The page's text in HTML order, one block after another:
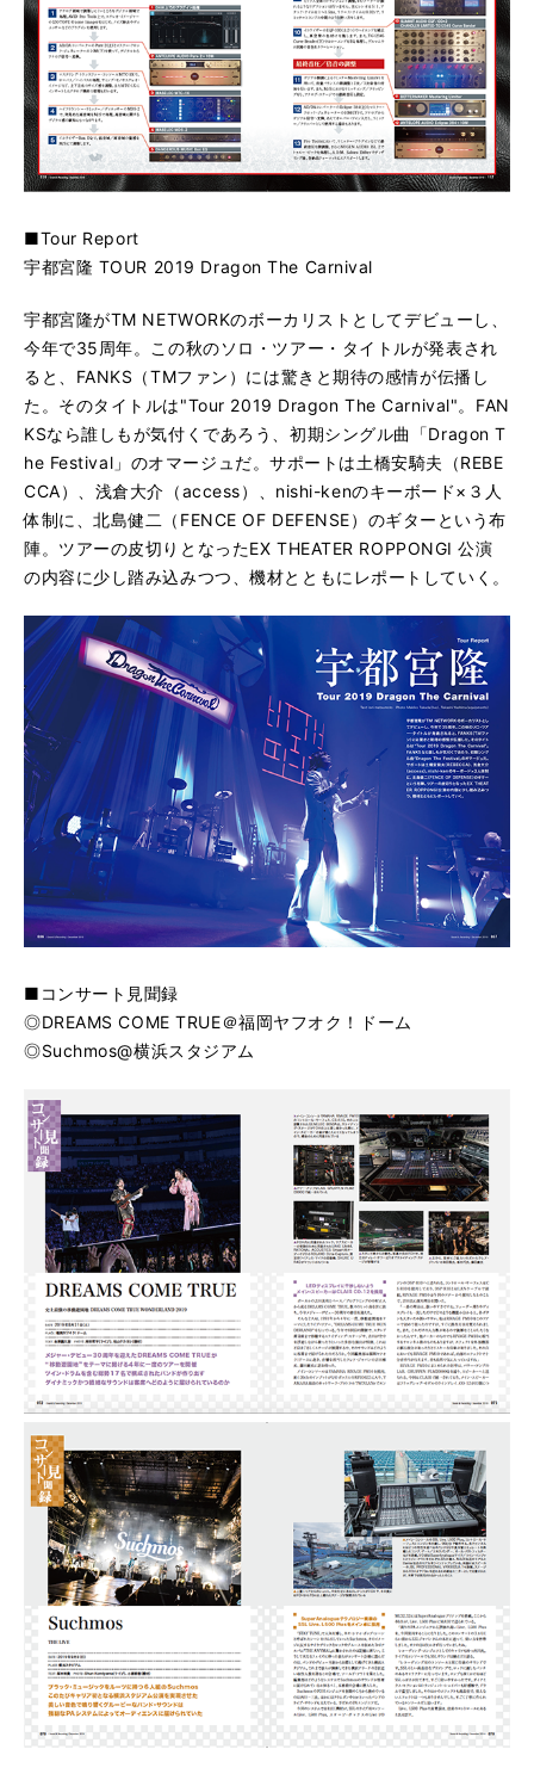
■Tour Report
宇都宮隆 TOUR 2019 Dragon The Carnival
宇都宮隆がTM NETWORKのボーカリストとしてデビューし、
今年で35周年。この秋のソロ・ツアー・タイトルが発表され
ると、FANKS（TMファン）には驚きと期待の感情が伝播し
た。そのタイトルは"Tour 2019 Dragon The Carnival"。FAN
KSなら誰しもが気付くであろう、初期シングル曲「Dragon T
he Festival」のオマージュだ。サポートは土橋安騎夫（REBE
CCA）、浅倉大介（access）、nishi-kenのキーボード×３人
体制に、北島健二（FENCE OF DEFENSE）のギターという布
陣。ツアーの皮切りとなったEX THEATER ROPPONGI 公演
の内容に少し踏み込みつつ、機材とともにレポートしていく。
■コンサート見聞録
◎DREAMS COME TRUE＠福岡ヤフオク！ドーム
◎Suchmos@横浜スタジアム